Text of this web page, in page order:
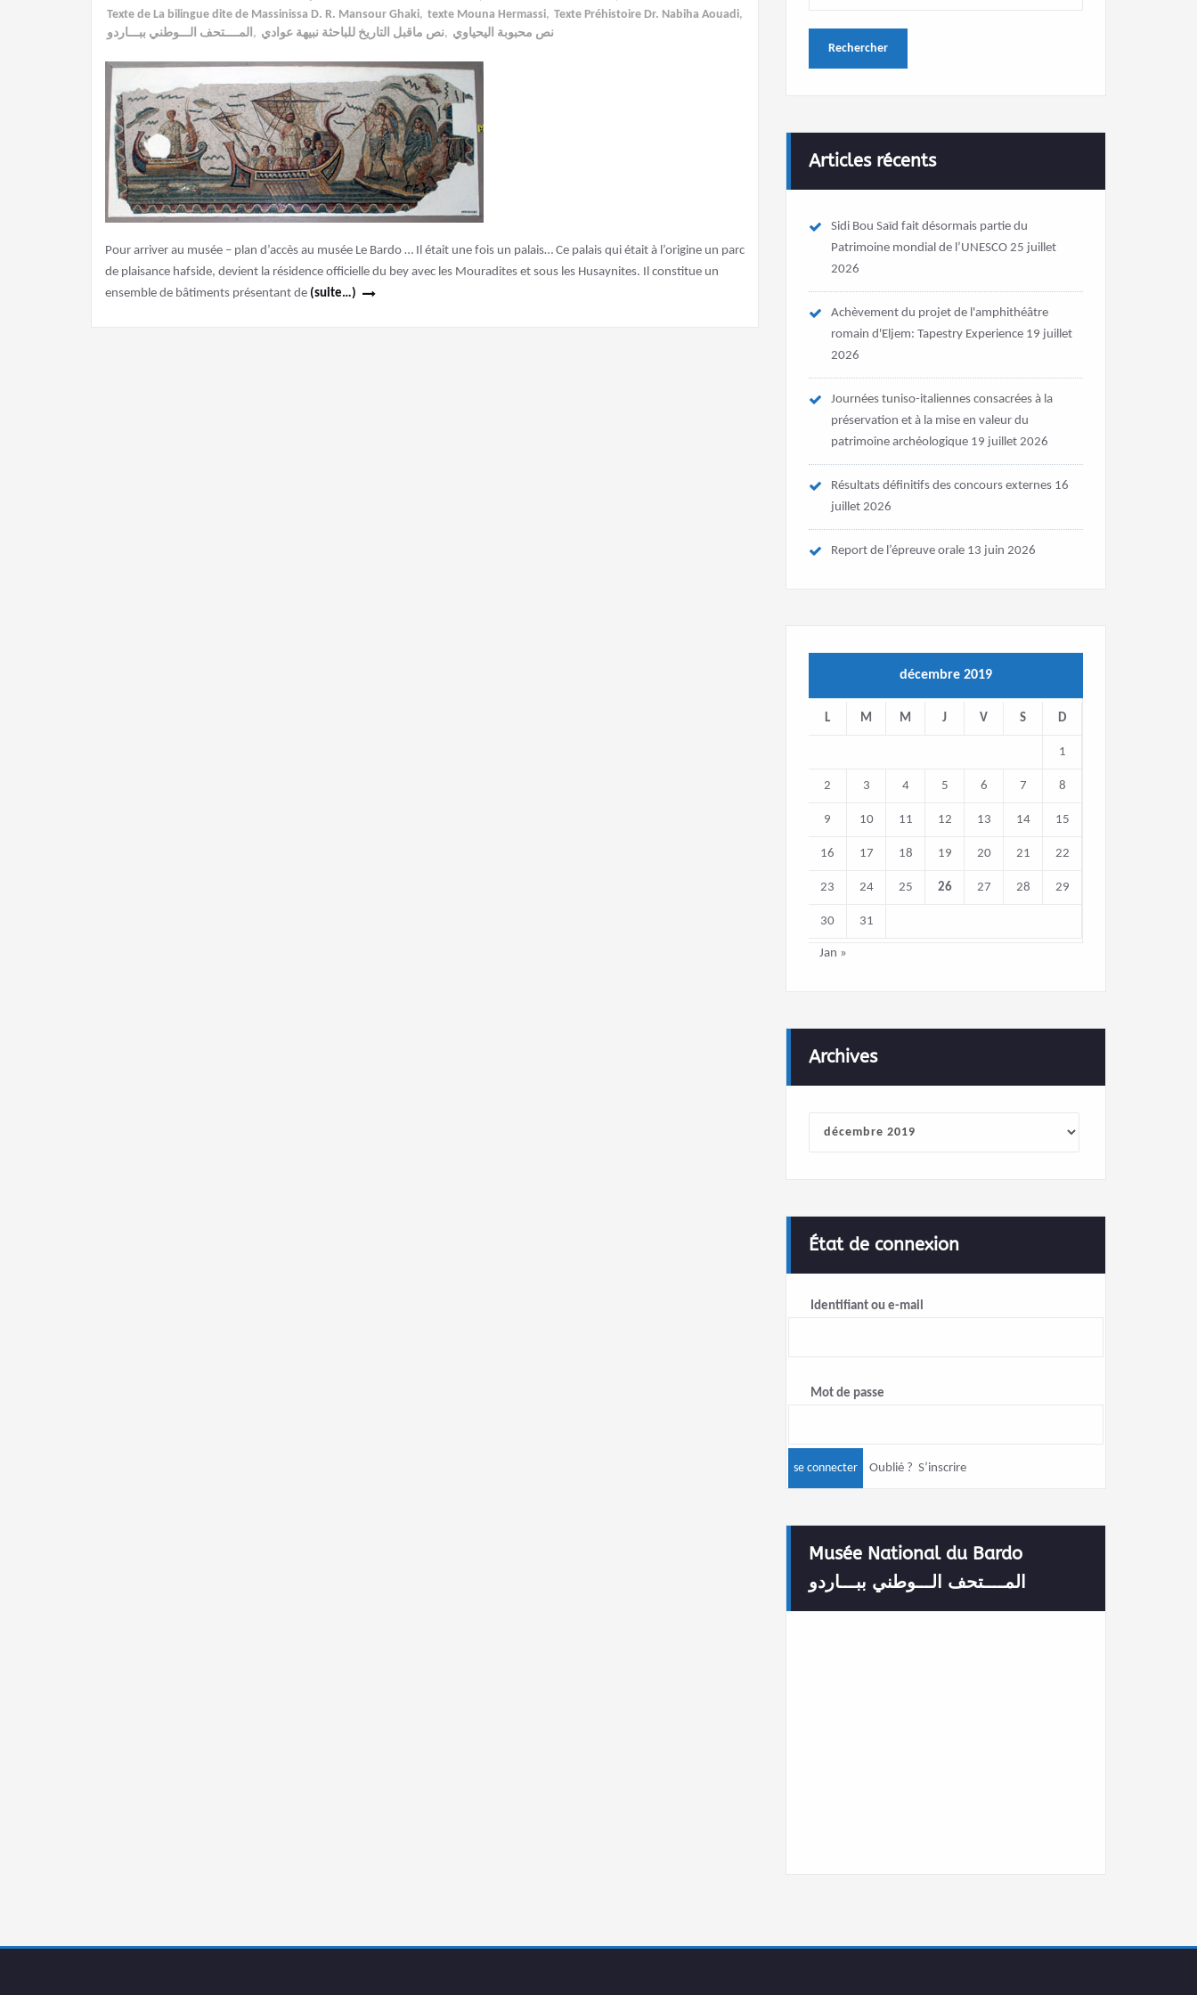
Texte de La bilingue dite de Massinissa D. R. Mansour Ghaki, texte Mouna Hermassi, Texte Préhistoire Dr. Nabiha Aouadi,
المــــتحف الـــوطني ببـــاردو, نص ماقبل التاريخ للباحثة نبيهة عوادي, نص محبوبة اليحياوي
Pour arriver au musée – plan d’accès au musée Le Bardo … Il était une fois un palais… Ce palais qui était à l’origine un parc
de plaisance hafside, devient la résidence officielle du bey avec les Mouradites et sous les Husaynites. Il constitue un
ensemble de bâtiments présentant de (suite…)
Articles récents
Sidi Bou Saïd fait désormais partie du
Patrimoine mondial de l’UNESCO 25 juillet
2026
Achèvement du projet de l'amphithéâtre
romain d'Eljem: Tapestry Experience 19 juillet
2026
Journées tuniso-italiennes consacrées à la
préservation et à la mise en valeur du
patrimoine archéologique 19 juillet 2026
Résultats définitifs des concours externes 16
juillet 2026
Report de l’épreuve orale 13 juin 2026
décembre 2019
L M M J V S D
1
2 3 4 5 6 7 8
9 10 11 12 13 14 15
16 17 18 19 20 21 22
23 24 25 26 27 28 29
30 31
Jan »
Archives
État de connexion
Identifiant ou e-mail
Mot de passe
Oublié ? S’inscrire
Musée National du Bardo
المــــتحف الـــوطني ببـــاردو